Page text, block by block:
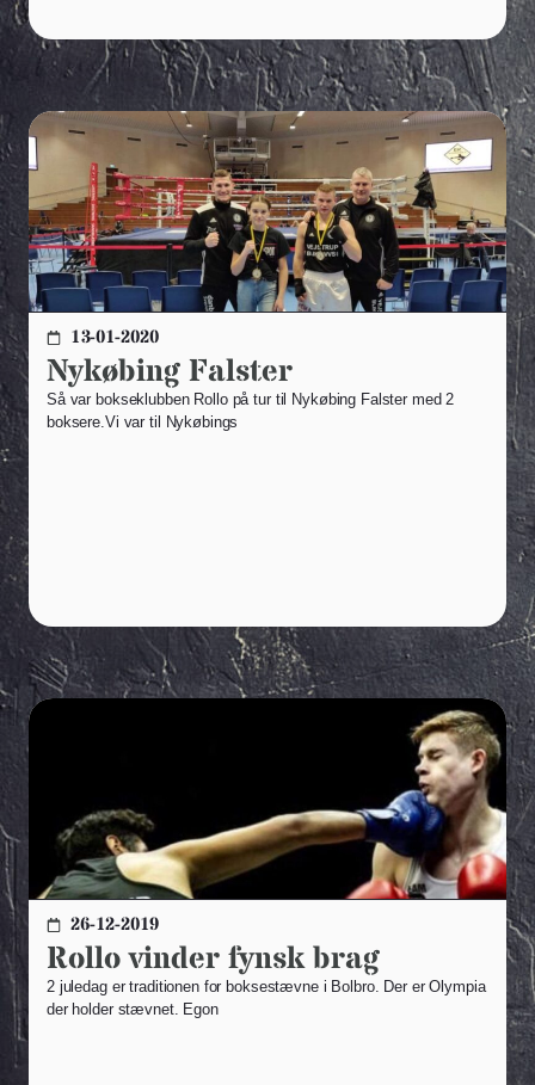
13-01-2020
Nykøbing Falster
Så var bokseklubben Rollo på tur til Nykøbing Falster med 2
boksere.Vi var til Nykøbings
26-12-2019
Rollo vinder fynsk brag
2 juledag er traditionen for boksestævne i Bolbro. Der er Olympia
der holder stævnet. Egon